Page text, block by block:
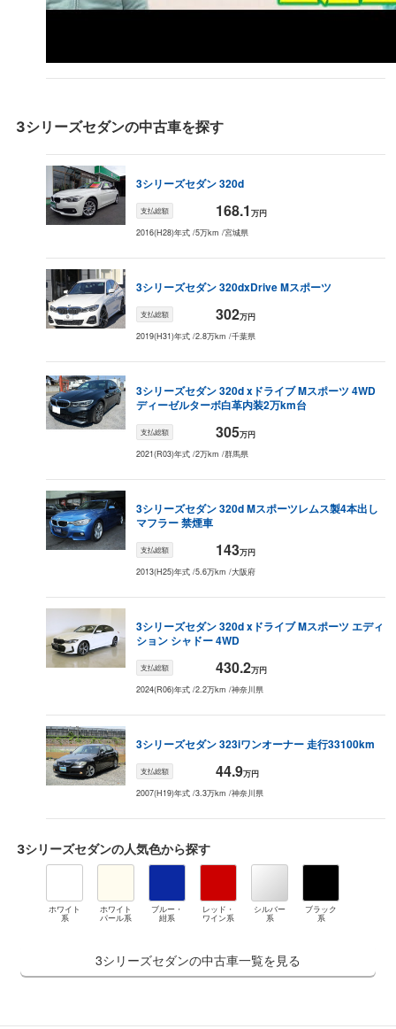
データがない データがない データがない デー
2004 年式
（ー万円）
2003年式
ー万円） データがない データがない
2002年式 データがない
2001年式
（ー万円） データがない データがない データがない デー
2000年式
（ー万円） データがない
データがない データがない
1998年式
（ー万円） データがない データがない データがない
1997年式
（ー万円） データがない
データがない データがない
1995年式
（ー万円） データがない データがない データがない デー
1994年式
（ー万円） データがない データがない
年式
万円） データがない データがない データがない デー
1991年式
（ー万円） データがない データがない
3シリーズセダンの中古車を探す
3シリーズセダン320d
支払総額 168.1 万円
2016(H28)年式 /5万km /宮城県
3シリーズセダン320dxDrive Mスポーツ
支払総額 302万円
2019(H31)年式 /2.8万km /千葉県
3シリーズセダン320d xドライブ Mスポーツ 4WD
ディーゼルターボ白革内装2万km台
支払総額 305万円
2021(R03)年式 /2万km /群馬県
3シリーズセダン320d Mスポーツレムス製4本出し
マフラー 禁煙車
支払総額 143万円
2013(H25)年式 /5.6万km /大阪府
3シリーズセダン320d xドライブ Mスポーツ エディ
ション シャドー 4WD
支払総額 430.2万円
2024(R06)年式 /2.2万km /神奈川県
3シリーズセダン323iワンオーナー 走行33100km
支払総額 44.9万円
2007(H19)年式 /3.3万km /神奈川県
3シリーズセダンの人気色から探す
ホワイト
系
ホワイト
パール系
ブルー・
紺系
レッド・
ワイン系
シルバー
系
ブラック
系
3シリーズセダンの中古車一覧を見る